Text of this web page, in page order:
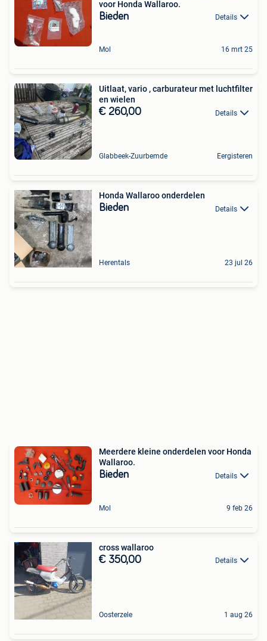
voor Honda Wallaroo.
Bieden Details
Mol 16 mrt 25
Uitlaat, vario , carburateur met luchtfilter
en wielen
€ 260,00 Details
Glabbeek-Zuurbemde Eergisteren
Honda Wallaroo onderdelen
Bieden Details
Herentals 23 jul 26
Meerdere kleine onderdelen voor Honda
Wallaroo.
Bieden Details
Mol 9 feb 26
cross wallaroo
€ 350,00 Details
Oosterzele 1 aug 26